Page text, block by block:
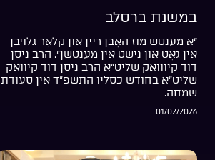
במשנת ברסלב
“אַ מענטש מוז האָבן ריין און קלאָר גלויבן
אין גאָט און נישט אין מענטשן”. הרב ניסן
דוד קיווואק שליט”א הרב ניסן דוד קיוואק
שליט”א בחודש כסליו התשפ”ד אין סעודת
שמחה.
01/02/2026